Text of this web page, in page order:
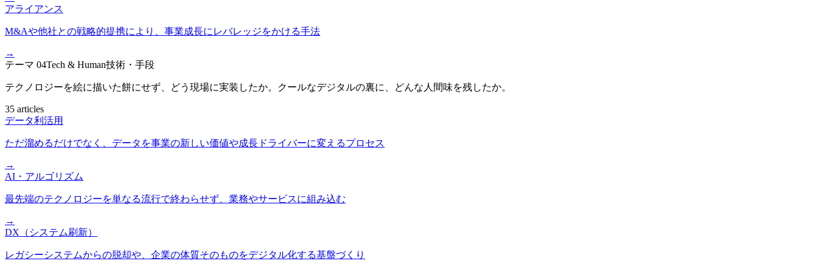
アライアンス
M&Aや他社との戦略的提携により、事業成長にレバレッジをかける手法
→
テーマ 04Tech & Human技術・手段
テクノロジーを絵に描いた餅にせず、どう現場に実装したか。クールなデジタルの裏に、どんな人間味を残したか。
35 articles
データ利活用
ただ溜めるだけでなく、データを事業の新しい価値や成長ドライバーに変えるプロセス
→
AI・アルゴリズム
最先端のテクノロジーを単なる流行で終わらせず、業務やサービスに組み込む
→
DX（システム刷新）
レガシーシステムからの脱却や、企業の体質そのものをデジタル化する基盤づくり